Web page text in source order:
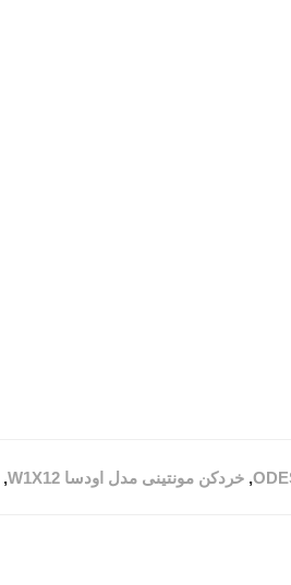
, خردکن مونتینی مدل اودسا W1X12 ,